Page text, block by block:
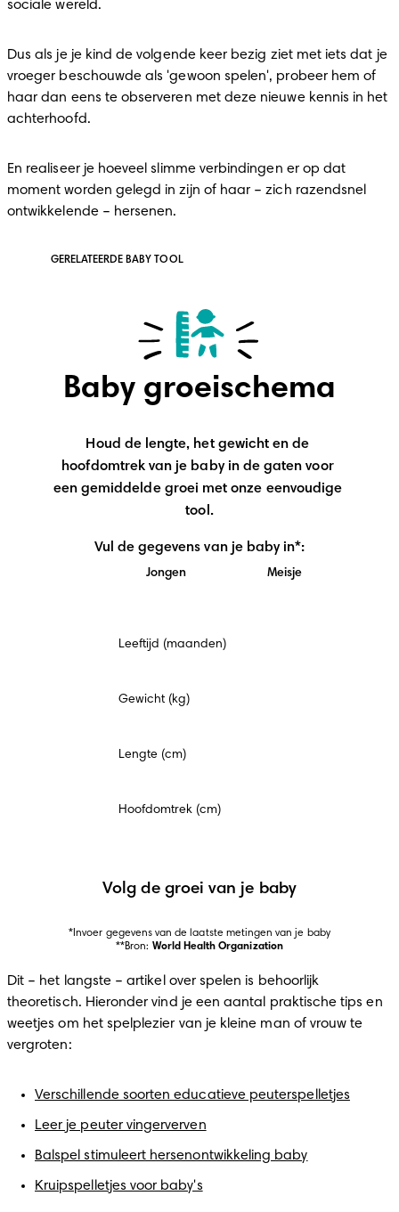
sociale wereld.
Dus als je je kind de volgende keer bezig ziet met iets dat je
vroeger beschouwde als 'gewoon spelen', probeer hem of
haar dan eens te observeren met deze nieuwe kennis in het
achterhoofd.
En realiseer je hoeveel slimme verbindingen er op dat
moment worden gelegd in zijn of haar – zich razendsnel
ontwikkelende – hersenen.
GERELATEERDE BABY TOOL
Baby groeischema
Houd de lengte, het gewicht en de
hoofdomtrek van je baby in de gaten voor
een gemiddelde groei met onze eenvoudige
tool.
Vul de gegevens van je baby in*:
Jongen Meisje
veld
Leeftijd (maanden)
Gewicht (kg)
Lengte (cm)
Hoofdomtrek (cm)
Volg de groei van je baby
*Invoer gegevens van de laatste metingen van je baby
**Bron: World Health Organization
Dit – het langste – artikel over spelen is behoorlijk
theoretisch. Hieronder vind je een aantal praktische tips en
weetjes om het spelplezier van je kleine man of vrouw te
vergroten:
Verschillende soorten educatieve peuterspelletjes
Leer je peuter vingerverven
Balspel stimuleert hersenontwikkeling baby
Kruipspelletjes voor baby's